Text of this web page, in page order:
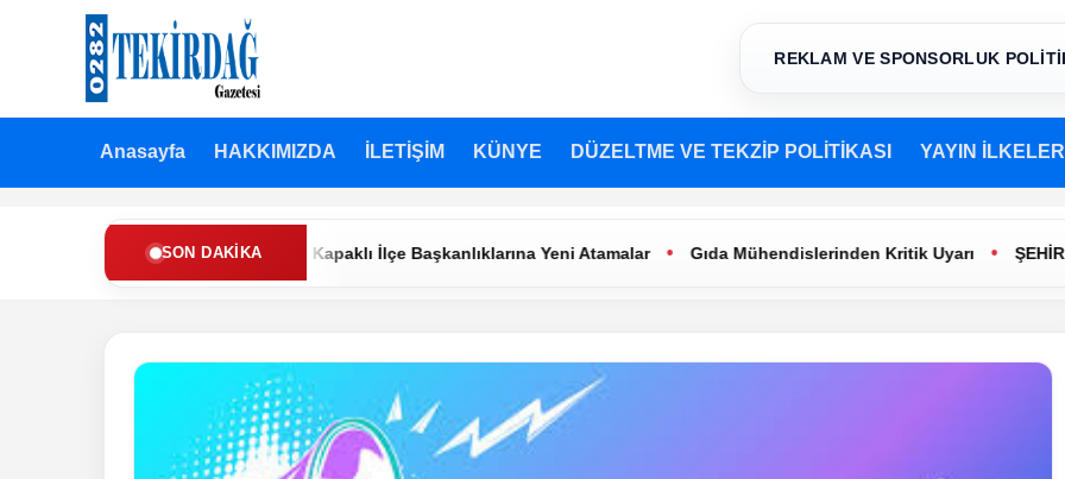
REKLAM VE SPONSORLUK
Anasayfa HAKKIMIZDA İLETİŞİM KÜNYE DÜZELTME VE TEKZİP POLİTİKASI YAYIN İLKELERİ
SON DAKIKA
Refah Partisi’nde Muratlı ve Kapaklı İlçe Başkanlıklarına Yeni Atamalar • Gıda Mühendislerinden Kritik Uyarı • ŞEHİR